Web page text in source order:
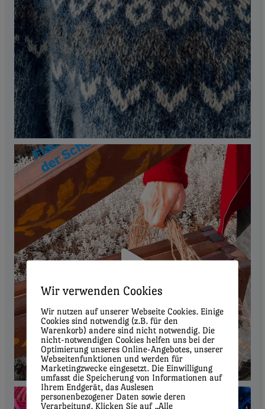
Wir verwenden Cookies
Wir nutzen auf unserer Webseite Cookies. Einige
Cookies sind notwendig (z.B. für den
Warenkorb) andere sind nicht notwendig. Die
nicht-notwendigen Cookies helfen uns bei der
Optimierung unseres Online-Angebotes, unserer
Webseitenfunktionen und werden für
Marketingzwecke eingesetzt. Die Einwilligung
umfasst die Speicherung von Informationen auf
Ihrem Endgerät, das Auslesen
personenbezogener Daten sowie deren
Verarbeitung. Klicken Sie auf „Alle